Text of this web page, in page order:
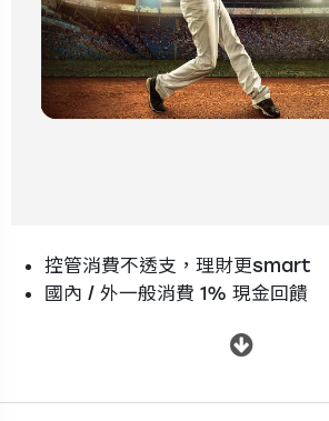
控管消費不透支，理財更smart
國內 / 外一般消費 1% 現金回饋